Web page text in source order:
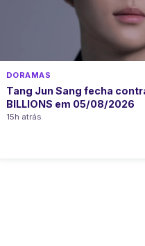
DORAMAS
Tang Jun Sang fecha
BILLIONS em 05/08/2026
15h atrás